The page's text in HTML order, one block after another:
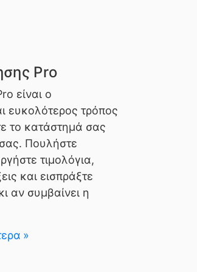
Pro
είναι ο
ευκολότερος τρόπος
το κατάστημά σας
Πουλήστε
τιμολόγια,
και εισπράξτε
αν συμβαίνει η